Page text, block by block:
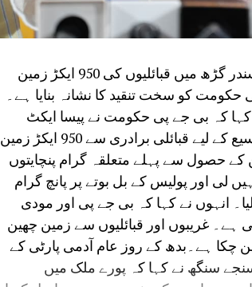
نئی دہلی، 5 اگست: عام آدمی پارٹی نے اوڈیشہ کے ضلع سندر گڑھ میں قبائلیوں کی 950 ایکڑ زمین
کو سخت تنقید کا نشانہ بنایا ہے۔
کہا کہ بی جے پی حکومت نے پیسا ایکٹ
(PESA Act) کو نظر انداز کرتے ہوئے ڈالمیہ سیمنٹ کی توسیع کے لیے قبائلی برادری سے 950 ایکڑ زمین
حصول سے پہلے متعلقہ گرام پنچایتوں
اور پولیس کے بل بوتے پر پانچ گرام
کر لیا۔ انہوں نے کہا کہ بی جے پی اور مودی
غریبوں اور قبائلیوں سے زمین چھین
چکا ہے۔بدھ کے روز عام آدمی پارٹی کے
سنگھ نے کہا کہ پورے ملک میں